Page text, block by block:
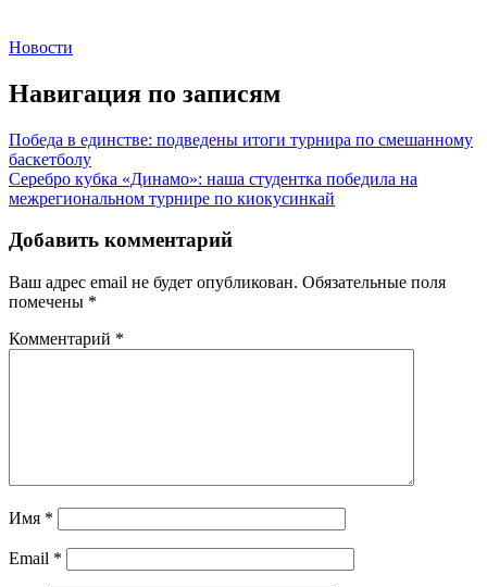
Новости
Навигация по записям
Победа в единстве: подведены итоги турнира по смешанному
баскетболу
Серебро кубка «Динамо»: наша студентка победила на
межрегиональном турнире по киокусинкай
Добавить комментарий
Ваш адрес email не будет опубликован. Обязательные поля
помечены *
Комментарий *
Имя *
Email *